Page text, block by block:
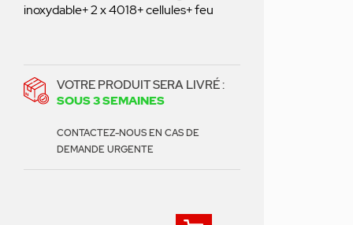
inoxydable+ 2 x 4018+ cellules+ feu
VOTRE PRODUIT SERA LIVRÉ :
SOUS 3 SEMAINES
CONTACTEZ-NOUS EN CAS DE
DEMANDE URGENTE